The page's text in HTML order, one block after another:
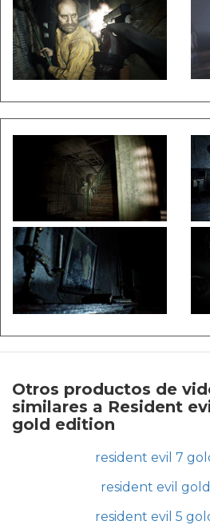
Otros productos de
similares a Resident
gold edition
resident evil 7
resident evil
resident evil 5